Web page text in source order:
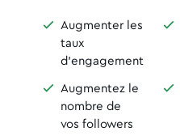

Augmenter les
taux
d'engagement

Augmentez le
nombre de
vos followers

